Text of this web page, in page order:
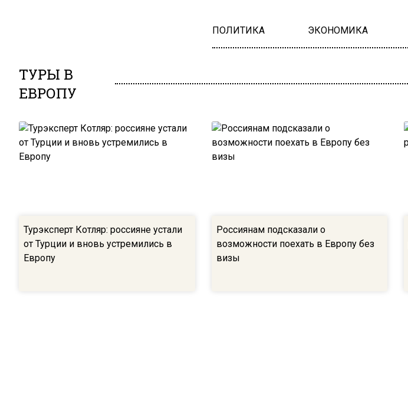
ПОЛИТИКА ЭКОНОМИКА
ТУРЫ В
ЕВРОПУ
Турэксперт Котляр: россияне устали
от Турции и вновь устремились в
Европу
Россиянам подсказали о
возможности поехать в Европу без
визы